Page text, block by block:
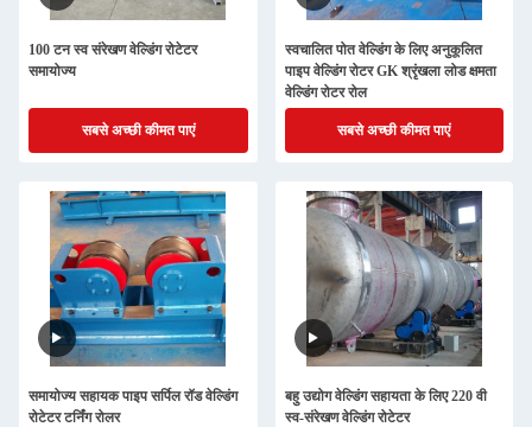
100 टन स्व संरेखण वेल्डिंग रोटेटर
समायोज्य
सबसे अच्छी कीमत पाएं
स्वचालित पोत वेल्डिंग के लिए अनुकूलित
पाइप वेल्डिंग रोटर GK श्रृंखला लोड क्षमता
वेल्डिंग रोटर रोल
सबसे अच्छी कीमत पाएं
समायोज्य सहायक पाइप सर्पिल रॉड वेल्डिंग
रोटेटर टर्निंग रोलर
बहु उद्योग वेल्डिंग सहायता के लिए 220 वी
स्व-संरेखण वेल्डिंग रोटेटर